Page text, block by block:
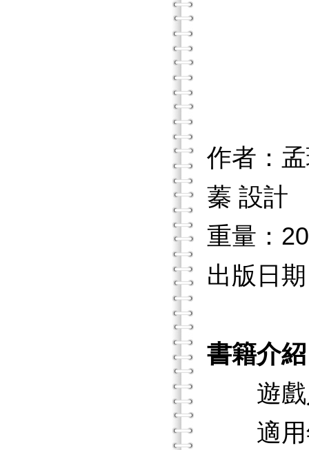
作者：
蓁 設計
重量：
出版日
書籍介紹
遊戲
適用